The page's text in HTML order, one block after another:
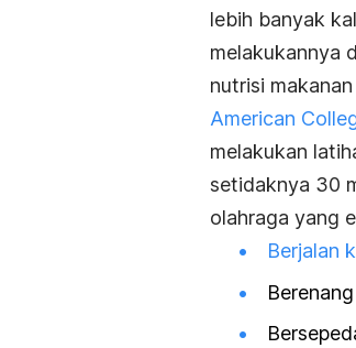
lebih banyak
melakukannya
nutrisi
American
melakukan
setidaknya 30
olahraga yang
Berjalan
Berenang